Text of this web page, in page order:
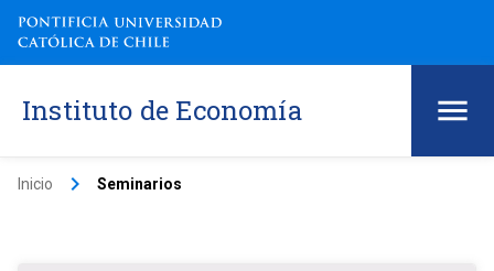
Instituto de Economía
Inicio keyboard_arrow_right Seminarios